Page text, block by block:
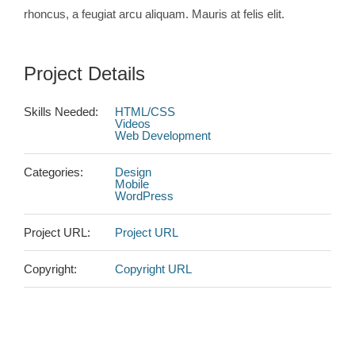
rhoncus, a feugiat arcu aliquam. Mauris at felis elit.
Project Details
Skills Needed:
HTML/CSS
Videos
Web Development
Categories:
Design
Mobile
WordPress
Project URL: Project URL
Copyright: Copyright URL